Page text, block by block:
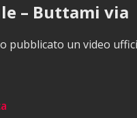
– Buttami via
pubblicato un video